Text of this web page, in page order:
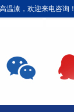
温漆，欢迎来电咨询！